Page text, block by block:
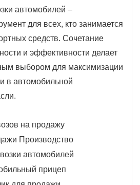
автомобилей –
для всех, кто занимается
средств. Сочетание
и эффективности делает
выбором для максимизации
в автомобильной